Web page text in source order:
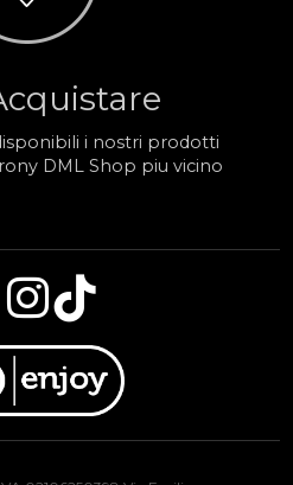
i nostri prodotti
DML Shop piu vicino